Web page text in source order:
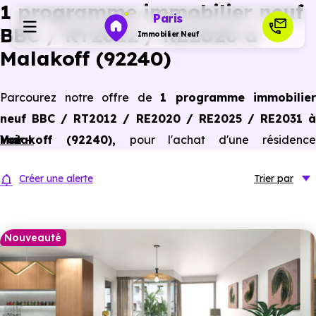
Paris
Immobilier Neuf
Investir
Ressources
Financer
1 programme immobilier neuf
BBC / RT2012 / RE2020 à
Malakoff (92240)
Parcourez notre offre de 1 programme immobilier
neuf BBC / RT2012 / RE2020 / RE2025 / RE2031 à
Malakoff (92240), pour l'achat d'une résidence
dernières normes de performances énergétiques, pour un
Voir +
Créer une alerte Trier par
Nouveauté